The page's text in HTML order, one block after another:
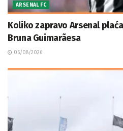
ARSENAL FC
Koliko zapravo Arsenal
Bruna Guimarãesa
05/08/2026